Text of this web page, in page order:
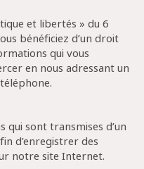
et libertés » du 6
bénéficiez d’un droit
qui vous
en nous adressant un
qui sont transmises d’un
d’enregistrer des
notre site Internet.